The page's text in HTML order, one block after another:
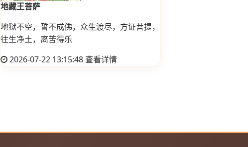
地藏王菩萨
地狱不空，誓不成佛，众生渡尽，方证菩提，
往生净土，离苦得乐
2026-07-22 13:15:48查看详情